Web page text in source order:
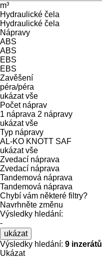
m³
Hydraulické čela
Hydraulické čela
Nápravy
ABS
ABS
EBS
EBS
Zavěšení
péra/péra
ukázat vše
Počet náprav
1 náprava 2 nápravy
ukázat vše
Typ nápravy
AL-KO KNOTT SAF
ukázat vše
Zvedací náprava
Zvedací náprava
Tandemová náprava
Tandemová náprava
Chybí vám některé filtry?
Navrhněte změnu
Výsledky hledání:
-
ukázat
Výsledky hledání: 9 inzerátů
Ukázat